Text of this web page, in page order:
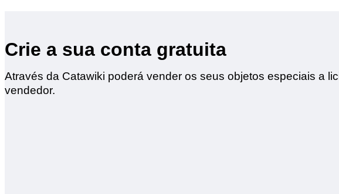
Crie a sua conta gratuita
Através da Catawiki poderá vender os seus objetos especiais a
vendedor.